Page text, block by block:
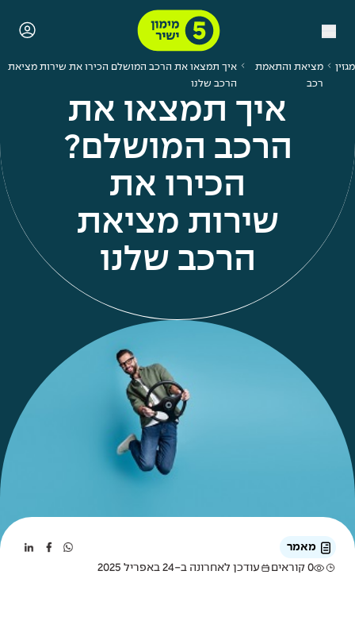
מגזין
מציאת והתאמת
רכב
איך תמצאו את הרכב המושלם הכירו את שירות מציאת
הרכב שלנו
איך תמצאו את
הרכב המושלם?
הכירו את
שירות מציאת
הרכב שלנו
מאמר
0 קוראים
עודכן לאחרונה ב-24 באפריל 2025